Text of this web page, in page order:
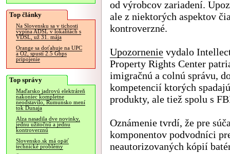
Top články
Na Slovensku sa v tichosti
vypína ADSL v lokalitách s
VDSL, už 31. mája
Orange sa doťahuje na UPC
a O2, spustí 2.5 Gbps
pripojenie
Top správy
Maďarsko jadrovú elektráreň
nakoniec kompletne
neodstavilo, Rumunsko mení
tok Dunaja
Alza nasadila dve novinky,
jednu užitočnú a jednu
kontroverznú
Slovensko.sk má opäť
technické problémy
od výrobcov zariadení.
ale z niektorých aspektov
kontroverzné.
Upozornenie vydalo
Property Rights Center
imigračnú a colnú správu,
kompetencií ktorých
produkty, ale tiež spolu s
Oznámenie tvrdí, že pre
komponentov podvodníci
neautorizovaných kópií